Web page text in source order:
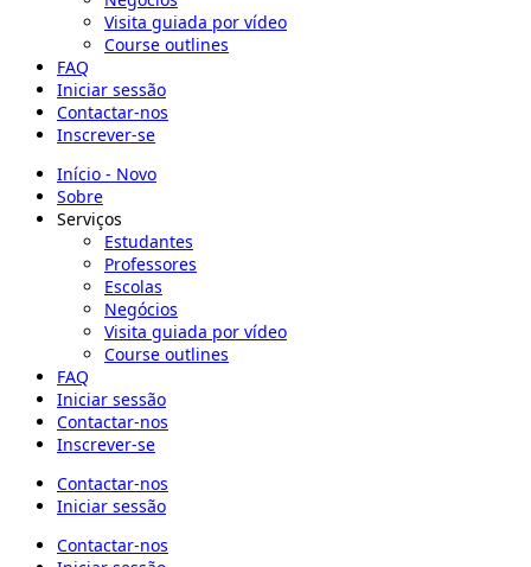
Visita guiada por vídeo
Course outlines
FAQ
Iniciar sessão
Contactar-nos
Inscrever-se
Início - Novo
Sobre
Serviços
Estudantes
Professores
Escolas
Negócios
Visita guiada por vídeo
Course outlines
FAQ
Iniciar sessão
Contactar-nos
Inscrever-se
Contactar-nos
Iniciar sessão
Contactar-nos